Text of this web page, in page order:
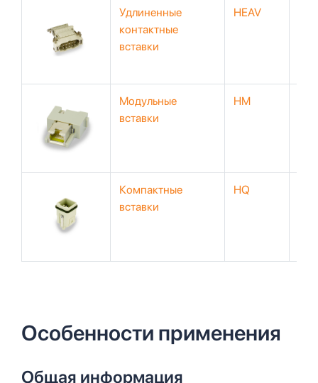
Удлиненные
контактные
вставки
HEAV
Модульные
вставки
HM
Компактные
вставки
HQ
Особенности применения
Общая информация